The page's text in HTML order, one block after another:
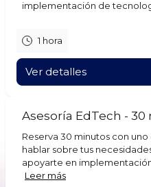
implementación de
1 hora
Ver detalles
Asesoría EdTech - 30
Reserva 30 minutos con
hablar sobre tus
apoyarte en
Leer más